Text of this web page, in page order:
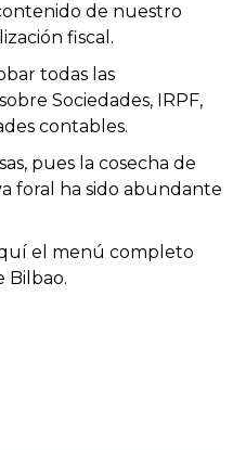
de nuestro
fiscal.
todas las
Sociedades, IRPF,
contables.
pues la cosecha de
foral ha sido abundante
el menú completo
Bilbao.